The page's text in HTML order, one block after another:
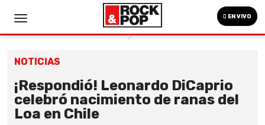
EN VIVO
NOTICIAS
¡Respondió! Leonardo DiCaprio
celebró nacimiento de ranas del
Loa en Chile